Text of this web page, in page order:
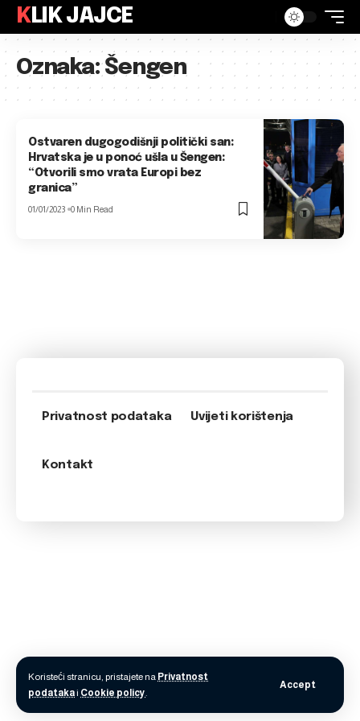
Koristeći stranicu, pristajete na Privatnost
podatakai Cookie policy.
Accept
KLIK JAJCE
Oznaka:Šengen
Ostvaren dugogodišnji politički san:
Hrvatska je u ponoć ušla u Šengen:
“Otvorili smo vrata Europi bez
granica”
01/01/2023 0 Min Read
Privatnost podataka Uvijeti korištenja
Kontakt